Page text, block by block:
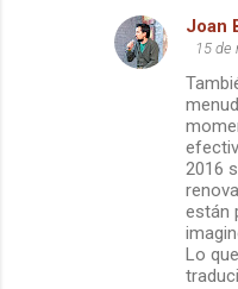
Joan
15 de
2016
están
Lo